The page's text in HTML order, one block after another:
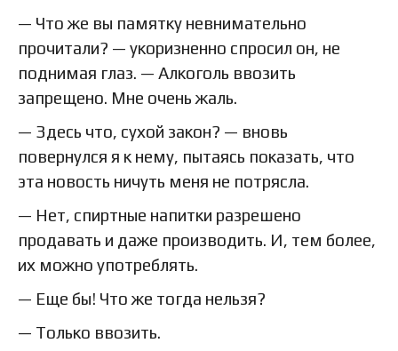
— Что же вы памятку невнимательно
прочитали? — укоризненно спросил он, не
поднимая глаз. — Алкоголь ввозить
запрещено. Мне очень жаль.
— Здесь что, сухой закон? — вновь
повернулся я к нему, пытаясь показать, что
эта новость ничуть меня не потрясла.
— Нет, спиртные напитки разрешено
продавать и даже производить. И, тем более,
их можно употреблять.
— Еще бы! Что же тогда нельзя?
— Только ввозить.